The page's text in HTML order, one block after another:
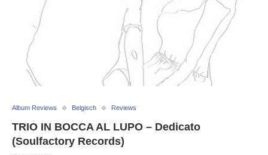
Album Reviews Belgisch Reviews
TRIO IN BOCCA AL LUPO – Dedicato
(Soulfactory Records)